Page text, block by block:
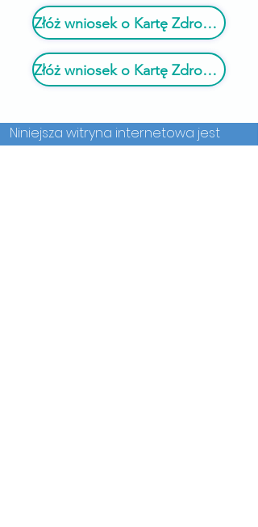
Złóż wniosek o Kartę Zdrowego Startu
Złóż wniosek o Kartę Zdrowego Startu
Niniejsza witryna internetowa jest